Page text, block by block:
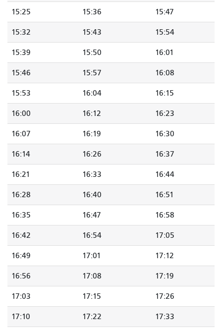
15:25 15:36 15:47
15:32 15:43 15:54
15:39 15:50 16:01
15:46 15:57 16:08
15:53 16:04 16:15
16:00 16:12 16:23
16:07 16:19 16:30
16:14 16:26 16:37
16:21 16:33 16:44
16:28 16:40 16:51
16:35 16:47 16:58
16:42 16:54 17:05
16:49 17:01 17:12
16:56 17:08 17:19
17:03 17:15 17:26
17:10 17:22 17:33